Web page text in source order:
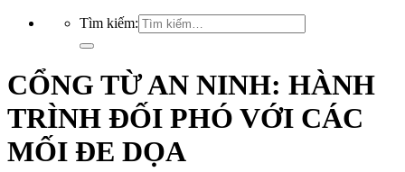
Tìm kiếm:
CỔNG TỪ AN NINH: HÀNH
TRÌNH ĐỐI PHÓ VỚI CÁC
MỐI ĐE DỌA